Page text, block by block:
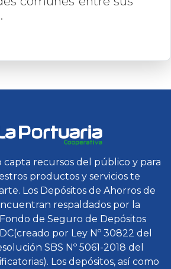
capta recursos del público y para
productos y servicios te
Los Depósitos de Ahorros de
respaldados por la
de Seguro de Depósitos
por Ley Nº 30822 del
SBS Nº 5061-2018 del
Los depósitos, así como